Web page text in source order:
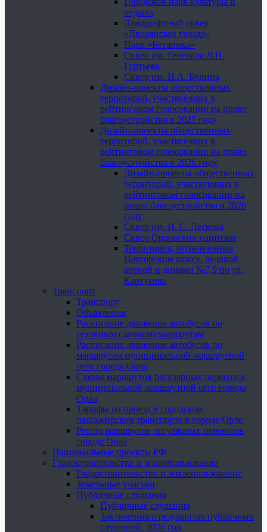
отдыха
Ландшафтный сквер
«Дворянское гнездо»
Парк «Ботаника»
Сквер им. Генерала Л.Н.
Гуртьева
Сквер им. И.А. Бунина
Дизайн-проекты общественных
территорий, участвующих в
рейтинговом голосовании на право
благоустройства в 2025 году
Дизайн-проекты общественных
территорий, участвующих в
рейтинговом голосовании на право
благоустройства в 2026 году
Дизайн-проекты общественных
территорий, участвующих в
рейтинговом голосовании на
право благоустройства в 2026
году
Сквер им. Н. С. Лескова
Сквер Орловских партизан
Территория, ограниченная
Наугорским шоссе, ледовой
ареной и домами №7,9 по ул.
Картукова
Транспорт
Транспорт
Объявления
Расписание движения автобусов по
сезонным (дачным) маршрутам
Расписания движения автобусов по
маршрутам муниципальной маршрутной
сети города Орла
Схемы маршрутов регулярных перевозок
муниципальной маршрутной сети города
Орла
Тарифы на проезд в городском
пассажирском транспорте в городе Орле
Реестр маршрутов регулярных перевозок
города Орла
Национальные проекты РФ
Градостроительство и землепользование
Градостроительство и землепользование
Земельные участки
Публичные слушания
Публичные слушания
Заключения о результатах публичных
слушаний, 2026 год